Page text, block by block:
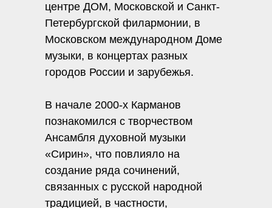
центре ДОМ, Московской и Санкт-
Петербургской филармонии, в
Московском международном Доме
музыки, в концертах разных
городов России и зарубежья.
В начале 2000-х Карманов
познакомился с творчеством
Ансамбля духовной музыки
«Сирин», что повлияло на
создание ряда сочинений,
связанных с русской народной
традицией, в частности,